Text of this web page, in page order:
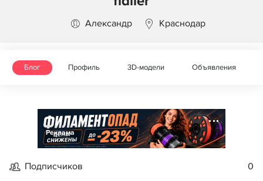
Александр Краснодар
Блог Профиль 3D-модели Объявления
Реклама
Подписчиков 0